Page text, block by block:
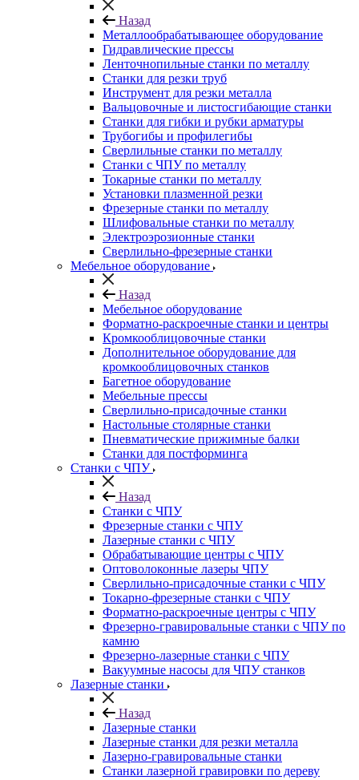
Назад
Металлообрабатывающее оборудование
Гидравлические прессы
Ленточнопильные станки по металлу
Станки для резки труб
Инструмент для резки металла
Вальцовочные и листосгибающие станки
Станки для гибки и рубки арматуры
Трубогибы и профилегибы
Сверлильные станки по металлу
Станки с ЧПУ по металлу
Токарные станки по металлу
Установки плазменной резки
Фрезерные станки по металлу
Шлифовальные станки по металлу
Электроэрозионные станки
Сверлильно-фрезерные станки
Мебельное оборудование
Назад
Мебельное оборудование
Форматно-раскроечные станки и центры
Кромкооблицовочные станки
Дополнительное оборудование для
кромкооблицовочных станков
Багетное оборудование
Мебельные прессы
Сверлильно-присадочные станки
Настольные столярные станки
Пневматические прижимные балки
Станки для постформинга
Станки с ЧПУ
Назад
Станки с ЧПУ
Фрезерные станки с ЧПУ
Лазерные станки с ЧПУ
Обрабатывающие центры с ЧПУ
Оптоволоконные лазеры ЧПУ
Сверлильно-присадочные станки с ЧПУ
Токарно-фрезерные станки с ЧПУ
Форматно-раскроечные центры с ЧПУ
Фрезерно-гравировальные станки с ЧПУ по
камню
Фрезерно-лазерные станки с ЧПУ
Вакуумные насосы для ЧПУ станков
Лазерные станки
Назад
Лазерные станки
Лазерные станки для резки металла
Лазерно-гравировальные станки
Станки лазерной гравировки по дереву